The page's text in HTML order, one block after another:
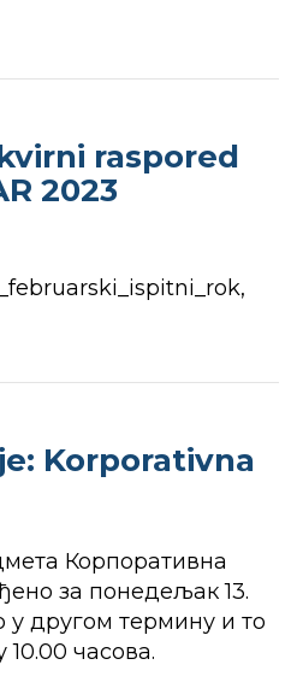
raspored
2023
Korporativna
Корпоративна
за понедељак 13.
другом термину и то
10.00 часова.